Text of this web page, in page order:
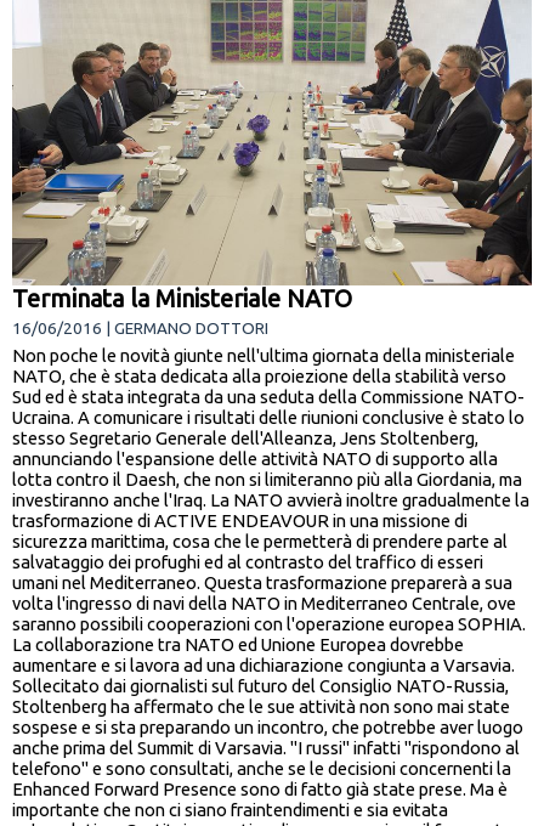
Terminata la Ministeriale NATO
16/06/2016 | GERMANO DOTTORI
Non poche le novità giunte nell'ultima giornata della ministeriale
NATO, che è stata dedicata alla proiezione della stabilità verso
Sud ed è stata integrata da una seduta della Commissione NATO-
Ucraina. A comunicare i risultati delle riunioni conclusive è stato lo
stesso Segretario Generale dell'Alleanza, Jens Stoltenberg,
annunciando l'espansione delle attività NATO di supporto alla
lotta contro il Daesh, che non si limiteranno più alla Giordania, ma
investiranno anche l'Iraq. La NATO avvierà inoltre gradualmente la
trasformazione di ACTIVE ENDEAVOUR in una missione di
sicurezza marittima, cosa che le permetterà di prendere parte al
salvataggio dei profughi ed al contrasto del traffico di esseri
umani nel Mediterraneo. Questa trasformazione preparerà a sua
volta l'ingresso di navi della NATO in Mediterraneo Centrale, ove
saranno possibili cooperazioni con l'operazione europea SOPHIA.
La collaborazione tra NATO ed Unione Europea dovrebbe
aumentare e si lavora ad una dichiarazione congiunta a Varsavia.
Sollecitato dai giornalisti sul futuro del Consiglio NATO-Russia,
Stoltenberg ha affermato che le sue attività non sono mai state
sospese e si sta preparando un incontro, che potrebbe aver luogo
anche prima del Summit di Varsavia. "I russi" infatti "rispondono al
telefono" e sono consultati, anche se le decisioni concernenti la
Enhanced Forward Presence sono di fatto già state prese. Ma è
importante che non ci siano fraintendimenti e sia evitata